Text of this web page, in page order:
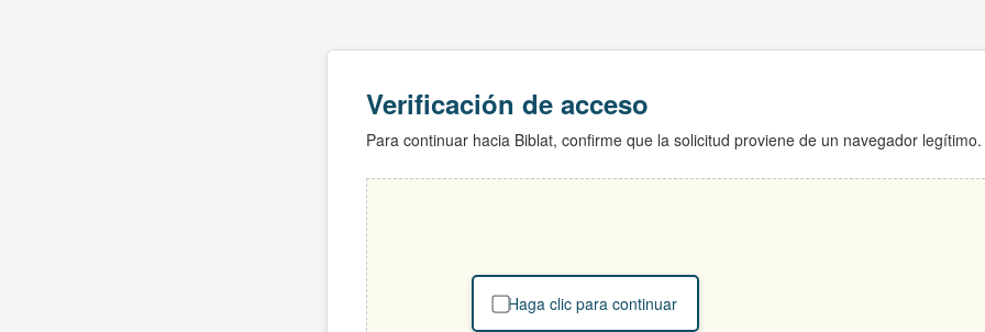
Verificación de acceso
Para continuar hacia Biblat, confirme que la solicitud proviene de un navegador legítimo.
Haga clic para continuar